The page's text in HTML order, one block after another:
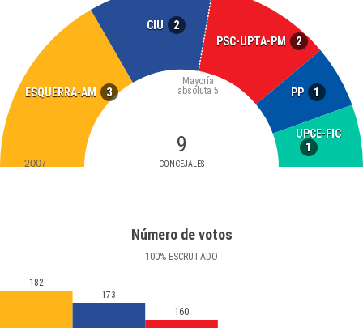
ESQUERRA-AM 3
CIU 2
PSC-UPTA-PM 2
PP 1
UPCE-FIC
1
9
CONCEJALES
Mayoría
absoluta 5
2007
Número de votos
100% ESCRUTADO
182
173
160